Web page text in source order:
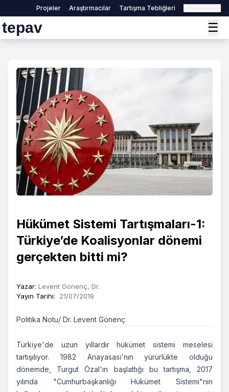
Projeler Araştırmacılar Tartışma Tebliğleri
tepav ☰
Hükümet Sistemi Tartışmaları-1:
Türkiye’de Koalisyonlar dönemi
gerçekten bitti mi?
Yazar: Levent Gönenç, Dr.
Yayın Tarihi: 21/07/2019
Politika Notu/ Dr. Levent Gönenç
Türkiye'de uzun yıllardır hükümet sistemi meselesi
tartışılıyor. 1982 Anayasası'nın yürürlükte olduğu
dönemde, Turgut Özal'ın başlattığı bu tartışma, 2017
yılında "Cumhurbaşkanlığı Hükümet Sistemi"nin